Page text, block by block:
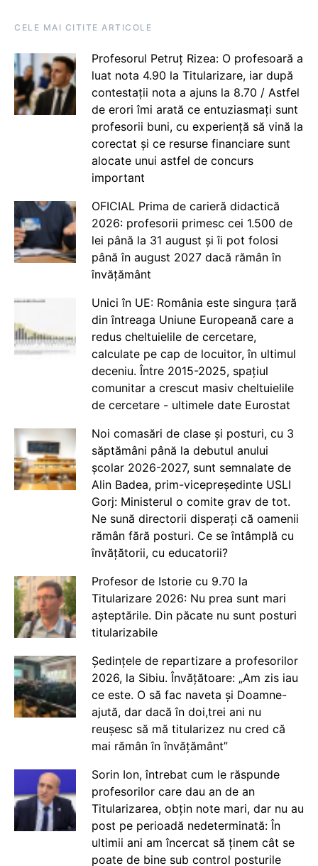
CELE MAI CITITE ARTICOLE
Profesorul Petruț Rizea: O profesoară a
luat nota 4.90 la Titularizare, iar după
contestații nota a ajuns la 8.70 / Astfel
de erori îmi arată ce entuziasmați sunt
profesorii buni, cu experiență să vină la
corectat și ce resurse financiare sunt
alocate unui astfel de concurs
important
OFICIAL Prima de carieră didactică
2026: profesorii primesc cei 1.500 de
lei până la 31 august și îi pot folosi
până în august 2027 dacă rămân în
învățământ
Unici în UE: România este singura țară
din întreaga Uniune Europeană care a
redus cheltuielile de cercetare,
calculate pe cap de locuitor, în ultimul
deceniu. Între 2015-2025, spațiul
comunitar a crescut masiv cheltuielile
de cercetare - ultimele date Eurostat
Noi comasări de clase și posturi, cu 3
săptămâni până la debutul anului
școlar 2026-2027, sunt semnalate de
Alin Badea, prim-vicepreședinte USLI
Gorj: Ministerul o comite grav de tot.
Ne sună directorii disperați că oamenii
rămân fără posturi. Ce se întâmplă cu
învățătorii, cu educatorii?
Profesor de Istorie cu 9.70 la
Titularizare 2026: Nu prea sunt mari
așteptările. Din păcate nu sunt posturi
titularizabile
Ședințele de repartizare a profesorilor
2026, la Sibiu. Învățătoare: „Am zis iau
ce este. O să fac naveta și Doamne-
ajută, dar dacă în doi,trei ani nu
reușesc să mă titularizez nu cred că
mai rămân în învățământ”
Sorin Ion, întrebat cum le răspunde
profesorilor care dau an de an
Titularizarea, obțin note mari, dar nu au
post pe perioadă nedeterminată: În
ultimii ani am încercat să ținem cât se
poate de bine sub control posturile